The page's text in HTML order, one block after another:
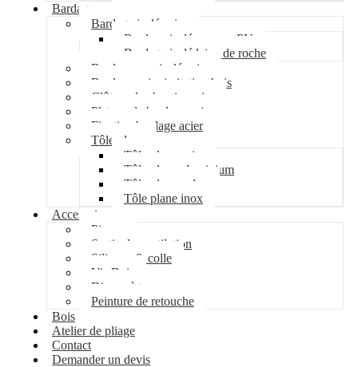
Bardage
Bardage isolé acier
Bardage isolé mousse PU
Bardage isolé laine de roche
Bardage non isolé acier
Bardage acier imitation bois
Clôture de chantier acier
Plateau de bardage acier
Fixation bardage acier
Tôle plane
Tôle plane acier
Tôle plane aluminium
Tôle plane galva
Tôle plane inox
Accessoires
Pipeco
Sortie de ventilation
Silicone & colle
Vis Bois
Disque à tronçonner
Peinture de retouche
Bois
Atelier de pliage
Contact
Demander un devis